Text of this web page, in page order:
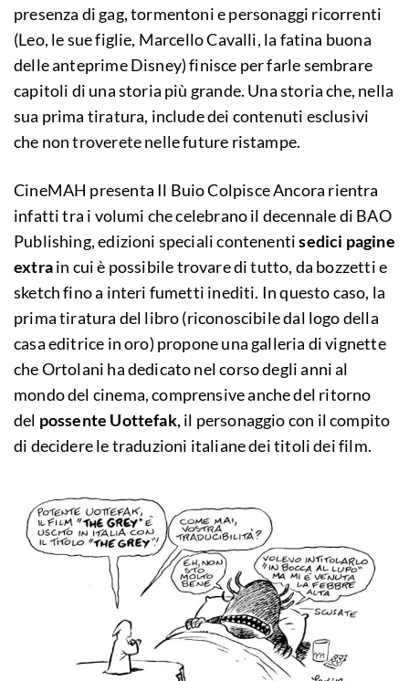
presenza di gag, tormentoni e personaggi ricorrenti
(Leo, le sue figlie, Marcello Cavalli, la fatina buona
delle anteprime Disney) finisce per farle sembrare
capitoli di una storia più grande. Una storia che, nella
sua prima tiratura, include dei contenuti esclusivi
che non troverete nelle future ristampe.
CineMAH presenta Il Buio Colpisce Ancora rientra
infatti tra i volumi che celebrano il decennale di BAO
Publishing, edizioni speciali contenentisedici pagine
extrain cui è possibile trovare di tutto, da bozzetti e
sketch fino a interi fumetti inediti. In questo caso, la
prima tiratura del libro (riconoscibile dal logo della
casa editrice in oro) propone una galleria di vignette
che Ortolani ha dedicato nel corso degli anni al
mondo del cinema, comprensive anche del ritorno
del possente Uottefak, il personaggio con il compito
di decidere le traduzioni italiane dei titoli dei film.